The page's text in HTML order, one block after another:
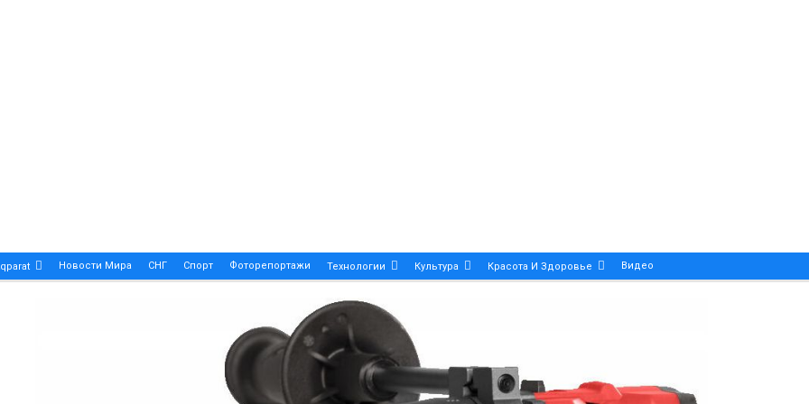
Новости Мира СНГ Спорт Фоторепортажи Технологии Культура Красота И Здоровье Видео
Patek Philippe Calatrava DATE – A True Symbol Of Elegance And Precision